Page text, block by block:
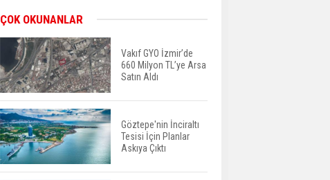
Yüksek Seviyesinde
TOKİ 51 İlde 540 Konut
ve İş Yerini Satışa
Sunuyor
Yatırımcıların Bina Tercihi
Değişiyor: Dijital Altyapı
Öne Çıkıyor
ÇOK OKUNANLAR
Vakıf GYO İzmir’de
660 Milyon TL’ye Arsa
Satın Aldı
Göztepe'nin İnciraltı
Tesisi İçin Planlar
Askıya Çıktı